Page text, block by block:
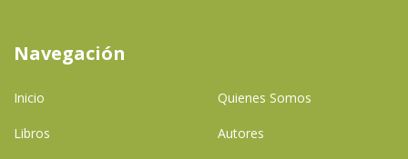
Navegación
Inicio Quienes Somos
Libros Autores